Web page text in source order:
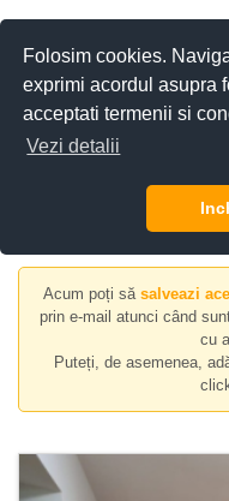
Folosim cookies.
exprimi acordul asupra
acceptati termenii si
Vezi detalii
Apartamente de
53 de anunturi
FILTREAZA
Acum poți să salveazi
prin e-mail atunci când
cu
Puteți, de asemenea,